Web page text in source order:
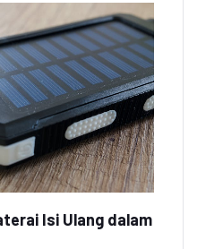
Isi Ulang dalam